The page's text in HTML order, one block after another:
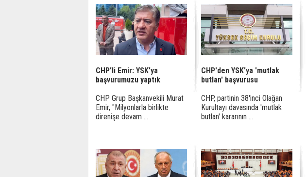
CHP'li Emir: YSK'ya
başvurumuzu yaptık
CHP Grup Başkanvekili Murat
Emir, "Milyonlarla birlikte
direnişe devam ...
CHP'den YSK'ya 'mutlak
butlan' başvurusu
CHP, partinin 38'inci Olağan
Kurultayı davasında 'mutlak
butlan' kararının ...